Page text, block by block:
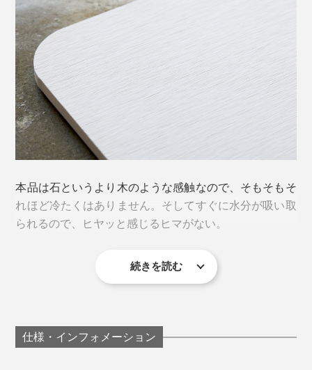
イト」、汚れが目立ちにくい「グレー」の３色。
試験片を滅菌済みストマッカー袋に入れ、1/20NB培地にて105/mLに調整した 試
験菌液を0.4ml滴下し静置、24時間後に生理食塩水50mlで洗い出しを行い、混釈平
別売りの専用スタンドを使えば、うっかり倒れる心配も
ありません。
別売りのバスマットスタンドには、Lサイズ、コンパクトサイズともに立てかけ
OK。写真は、奥がLサイズ／ホワイト、手前がコンパクトサイズ／グレー
するだけ。目立つ汚れだけでなく、全体をまんべんなく
こすります。
本品は石というより木のような感触なので、そもそもそ
れほど冷たくはありません。そしてすぐに水分が吸い取
られるので、ヒヤッと感じるヒマがない。
冷たさは、濡れた肌が冷たい空気に触れることで感じる
家族がお風呂を使った直後でも、あのジメッとした気持
ち悪さがないのがうれしい。いつでも一番風呂の気分で
続きを読む
仕様・インフォメーション